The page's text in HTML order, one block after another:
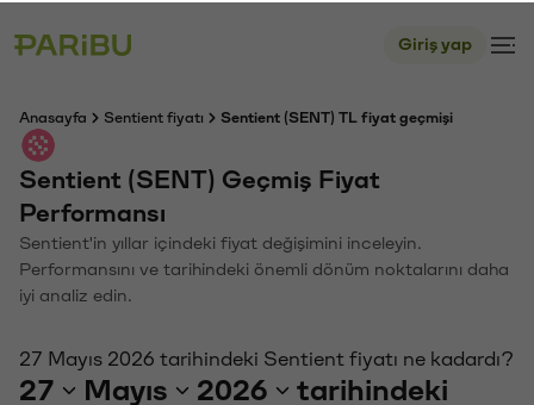
Giriş yap
Anasayfa Sentient fiyatı Sentient (SENT) TL fiyat geçmişi
Sentient (SENT) Geçmiş Fiyat
Performansı
Sentient'in yıllar içindeki fiyat değişimini inceleyin.
Performansını ve tarihindeki önemli dönüm noktalarını daha
iyi analiz edin.
27 Mayıs 2026 tarihindeki Sentient fiyatı ne kadardı?
27 Mayıs 2026
tarihindeki